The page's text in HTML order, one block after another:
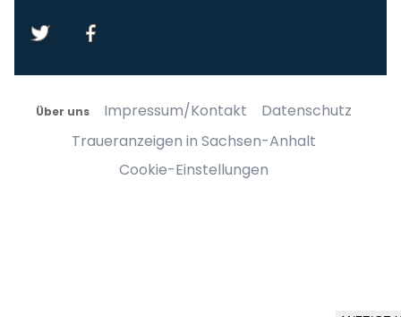
Über uns Impressum/Kontakt
Datenschutz
Traueranzeigen in Sachsen-Anhalt
Cookie-Einstellungen